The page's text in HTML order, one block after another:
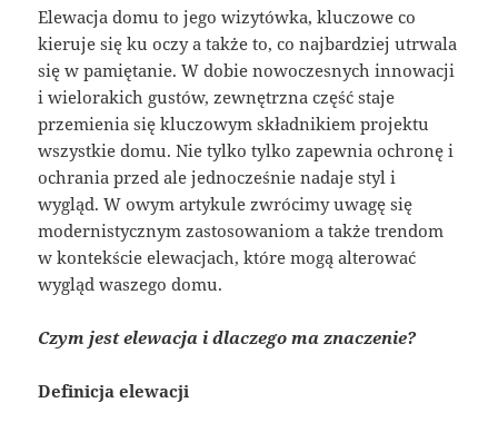
Elewacja domu to jego wizytówka, kluczowe co
kieruje się ku oczy a także to, co najbardziej utrwala
się w pamiętanie. W dobie nowoczesnych innowacji
i wielorakich gustów, zewnętrzna część staje
przemienia się kluczowym składnikiem projektu
wszystkie domu. Nie tylko tylko zapewnia ochronę i
ochrania przed ale jednocześnie nadaje styl i
wygląd. W owym artykule zwrócimy uwagę się
modernistycznym zastosowaniom a także trendom
w kontekście elewacjach, które mogą alterować
wygląd waszego domu.
Czym jest elewacja i dlaczego ma znaczenie?
Definicja elewacji